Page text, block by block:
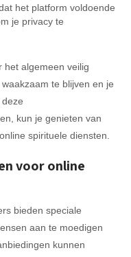
het platform voldoende
je privacy te
het algemeen veilig
te blijven en je
kun je genieten van
spirituele diensten.
voor online
bieden speciale
aan te moedigen
kunnen